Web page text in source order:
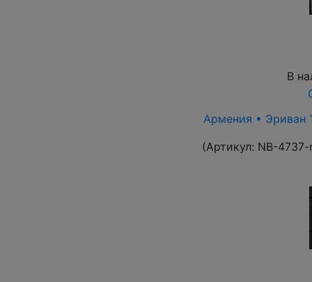
В
Армения • Эриван
(Артикул: NB-4737-